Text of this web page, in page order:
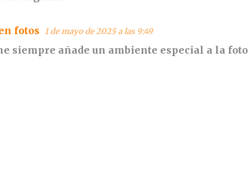
fotos 1 de mayo de 2025 a las 9:49
siempre añade un ambiente especial a la